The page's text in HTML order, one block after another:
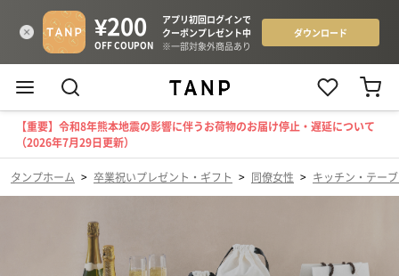
【重要】令和8年熊本地震の影響に伴うお荷物のお届け停止・遅延について
（2026年7月29日更新）
タンプホーム > 卒業祝いプレゼント・ギフト > 同僚女性 > キッチン・テー